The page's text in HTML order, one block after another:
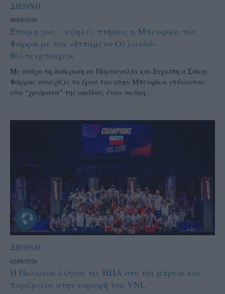
ΔΙΕΘΝΗ
06/08/2026
Έτοιμη για… υψηλές πτήσεις η Μπενφίκα του
Ψάρρα με τον «Ιπτάμενο Ολλανδό»
Βίλτενμπουργκ
Mε στόχο τη διάκριση σε Πορτογαλία και Ευρώπη ο Σάκης
Ψάρρας συνεχίζει το έργο του στην Μπενφίκα ντύνοντας
στα “χρώματα” της ομάδας, έναν ακόμη...
ΔΙΕΘΝΗ
02/08/2026
Η Πολωνία λύγισε τις ΗΠΑ στο τάι μπρέικ και
παρέμεινε στην κορυφή του VNL